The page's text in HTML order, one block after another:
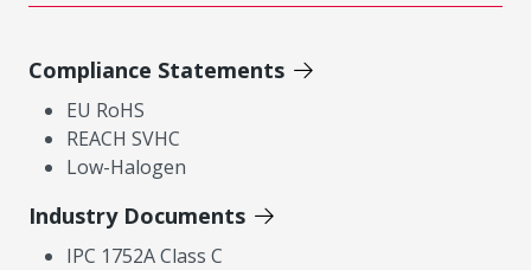
Compliance Statements
EU RoHS
REACH SVHC
Low-Halogen
Industry Documents
IPC 1752A Class C